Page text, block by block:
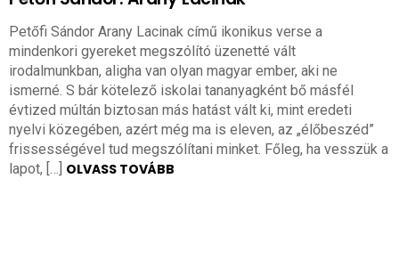
Petőfi Sándor Arany Lacinak című ikonikus verse a
mindenkori gyereket megszólító üzenetté vált
irodalmunkban, aligha van olyan magyar ember, aki ne
ismerné. S bár kötelező iskolai tananyagként bő másfél
évtized múltán biztosan más hatást vált ki, mint eredeti
nyelvi közegében, azért még ma is eleven, az „élőbeszéd”
frissességével tud megszólítani minket. Főleg, ha vesszük a
lapot, […] OLVASS TOVÁBB